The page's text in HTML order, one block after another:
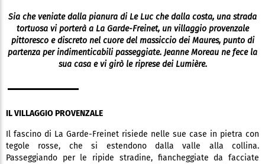
Sia che veniate dalla pianura di Le Luc che dalla costa, una strada
tortuosa vi porterà a La Garde-Freinet, un villaggio provenzale
pittoresco e discreto nel cuore del massiccio dei Maures, punto di
partenza per indimenticabili passeggiate. Jeanne Moreau ne fece la
sua casa e vi girò le riprese dei Lumière.
IL VILLAGGIO PROVENZALE
Il fascino di La Garde-Freinet risiede nelle sue case in pietra con
tegole rosse, che si estendono dalla valle alla collina.
Passeggiando per le ripide stradine, fiancheggiate da facciate